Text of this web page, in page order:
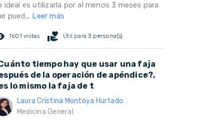
ideal es utilizarla por al menos 3 meses para
pued... Leer más
1601 vistas volunteer_activism Útil para 3 persona(s)
tiempo hay que usar una faja
de la operación de apéndice?,
lo mismo la faja de t
Laura Cristina Montoya Hurtado
Medicina General